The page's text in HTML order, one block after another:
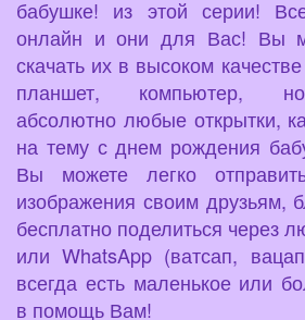
бабушке! из этой серии!
онлайн и они для Вас! Вы
скачать их в высоком
планшет, компьютер,
абсолютно любые открытки,
на тему с днем рождения
Вы можете легко
изображения своим друзьям,
бесплатно поделиться через
или WhatsApp (ватсап,
всегда есть маленькое или
в помощь Вам!